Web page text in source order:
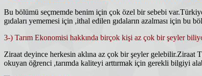
Bu bölümü seçmemde benim için çok özel bir sebebi
gıdaları yememesi için ,ithal edilen gıdaların azalması için bu
3-) Tarım Ekonomisi hakkında birçok kişi az çok bir şeyler
Ziraat deyince herkesin aklına az çok bir şeyler gelebilir.Ziraat
okuyan öğrenci ,tarımda kaliteyi arttırmak için gerekli bilgiyi